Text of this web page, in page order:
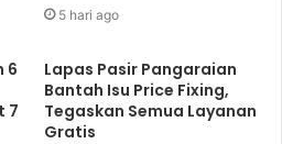
5 hari ago
6
7
Lapas Pasir Pangaraian
Bantah Isu Price Fixing,
Tegaskan Semua Layanan
Gratis